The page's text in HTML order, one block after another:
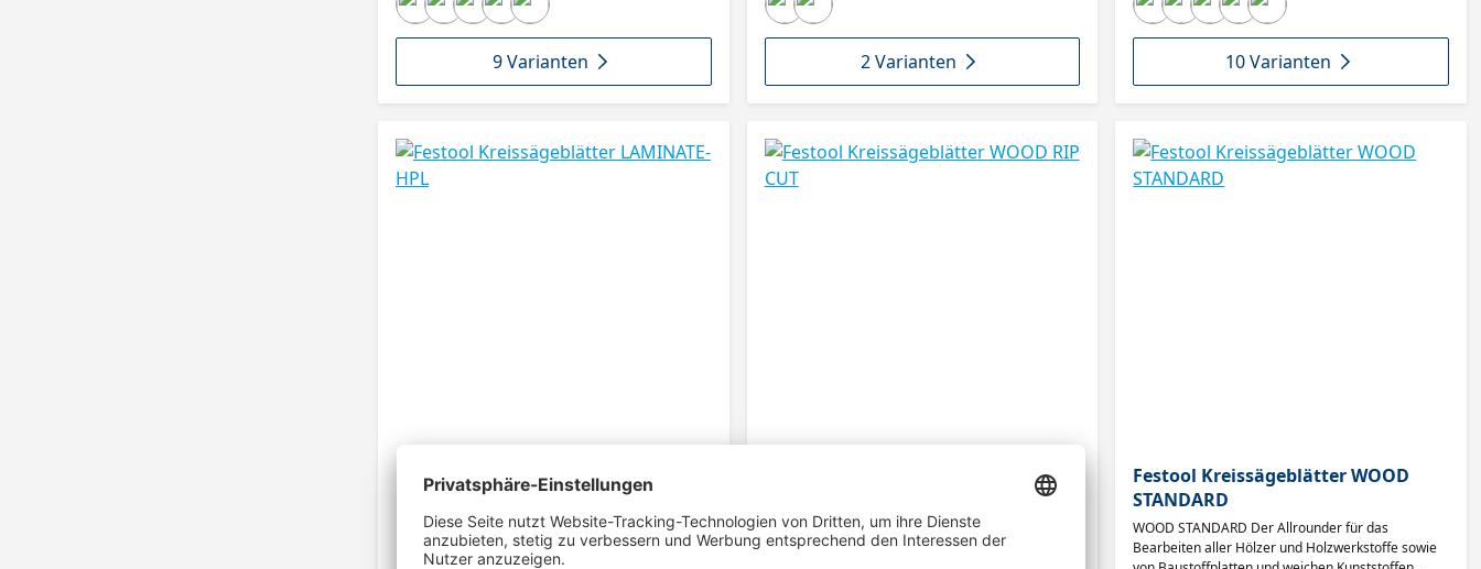
9 Varianten 2 Varianten 10 Varianten
Festool Kreissägeblätter LAMINATE-
LAMINATE/HPL Ideal geeignet für Laminat und
melaminharz-gebundene Platten (z. B. Trespa®).
Festool Kreissägeblätter WOOD RIP
WOOD RIP CUT Für schnelles Arbeiten bei wenig
Krafteinsatz, speziell beim Vollholz-Längsschnitt.
Festool Kreissägeblätter WOOD
STANDARD
WOOD STANDARD Der Allrounder für das
Bearbeiten aller Hölzer und Holzwerkstoffe sowie